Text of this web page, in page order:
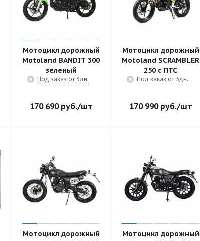
Мотоцикл дорожный
Motoland BANDIT 300
зеленый
Под заказ от 3дн.
170 690руб./шт
Мотоцикл дорожный
Motoland SCRAMBLER
250 с ПТС
Под заказ от 3дн.
170 990руб./шт
Мотоцикл дорожный
Мотоцикл дорожный